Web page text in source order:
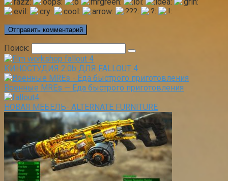
Поиск:
КИНОСТУДИЯ 2.0b ДЛЯ FALLOUT 4
Военные MREs — Еда быстрого приготовления
НОВАЯ МЕБЕЛЬ- ALTERNATE FURNITURE